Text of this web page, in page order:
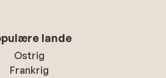
lande
Ostrig
Frankrig